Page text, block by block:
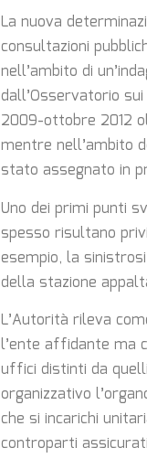
La nuova
consultazioni
nell’ambito di
dall’Osservatorio
2009-ottobre 2012
mentre nell’ambito
stato assegnato in
Uno dei primi punti
spesso risultano
esempio, la
della stazione
L’Autorità rileva
l’ente affidante ma
uffici distinti da
organizzativo
che si incarichi
controparti